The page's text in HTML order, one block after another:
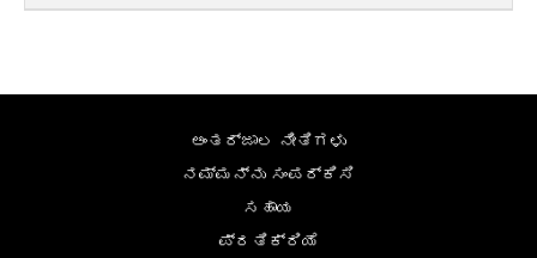
ಅಂತರ್ಜಾಲ ನೀತಿಗಳು
ನಮ್ಮನ್ನು ಸಂಪರ್ಕಿಸಿ
ಸಹಾಯ
ಪ್ರತಿಕ್ರಿಯೆ